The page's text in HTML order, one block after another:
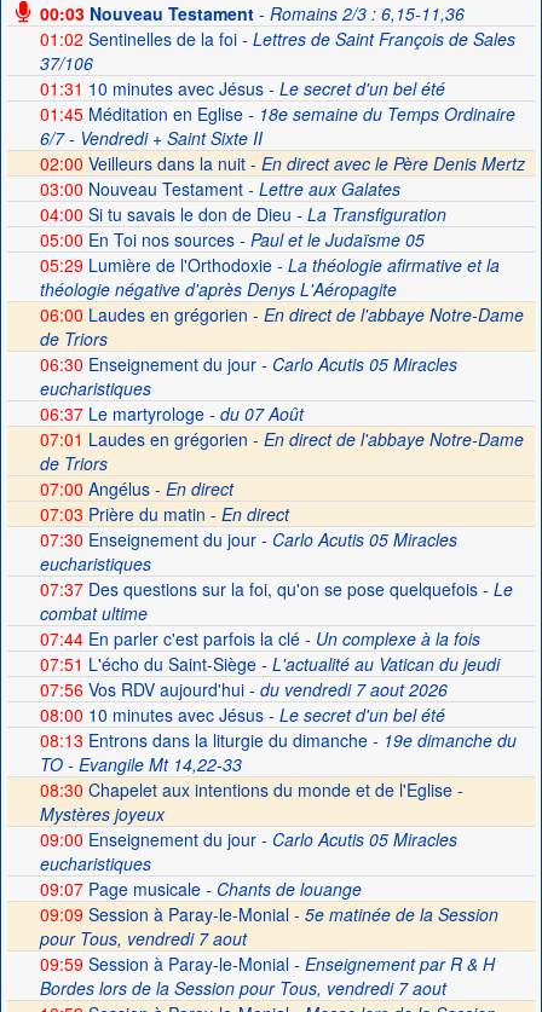
00:03Nouveau Testament- Romains 2/3 : 6,15-11,36
01:02 Sentinelles de la foi- Lettres de Saint François de Sales
37/106
01:31 10 minutes avec Jésus- Le secret d'un bel été
01:45Méditation en Eglise- 18e semaine du Temps Ordinaire
6/7 - Vendredi + Saint Sixte II
02:00 Veilleurs dans la nuit - En direct avec le Père Denis Mertz
03:00 Nouveau Testament- Lettre aux Galates
04:00 Si tu savais le don de Dieu - La Transfiguration
05:00 En Toi nos sources- Paul et le Judaïsme 05
05:29Lumière de l'Orthodoxie- La théologie afirmative et la
théologie négative d'après Denys L'Aéropagite
06:00 Laudes en grégorien - En direct de l'abbaye Notre-Dame
de Triors
06:30 Enseignement du jour- Carlo Acutis 05 Miracles
eucharistiques
06:37Le martyrologe- du 07 Août
07:01 Laudes en grégorien - En direct de l'abbaye Notre-Dame
de Triors
07:00 Angélus - En direct
07:03 Prière du matin - En direct
07:30 Enseignement du jour- Carlo Acutis 05 Miracles
eucharistiques
07:37Des questions sur la foi, qu'on se pose quelquefois- Le
combat ultime
07:44En parler c'est parfois la clé- Un complexe à la fois
07:51 L'écho du Saint-Siège- L'actualité au Vatican du jeudi
07:56Vos RDV aujourd'hui- du vendredi 7 aout 2026
08:00 10 minutes avec Jésus- Le secret d'un bel été
08:13 Entrons dans la liturgie du dimanche- 19e dimanche du
TO - Evangile Mt 14,22-33
08:30 Chapelet aux intentions du monde et de l'Eglise -
Mystères joyeux
09:00 Enseignement du jour- Carlo Acutis 05 Miracles
eucharistiques
09:07Page musicale- Chants de louange
09:09 Session à Paray-le-Monial - 5e matinée de la Session
pour Tous, vendredi 7 aout
09:59Session à Paray-le-Monial- Enseignement par R & H
Bordes lors de la Session pour Tous, vendredi 7 aout